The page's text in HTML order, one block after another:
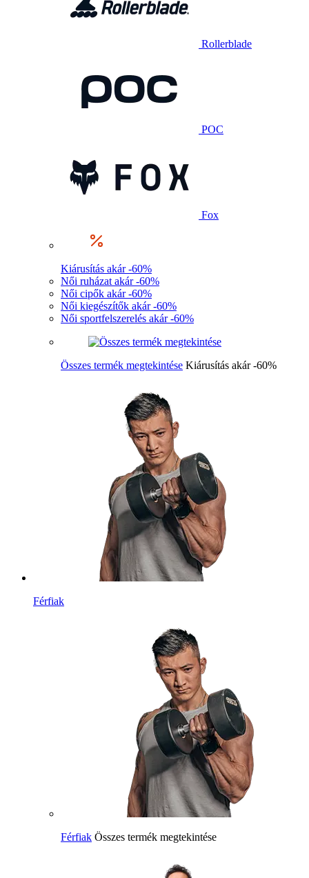
Rollerblade
POC
Fox
Kiárusítás akár -60%
Női ruházat akár -60%
Női cipők akár -60%
Női kiegészítők akár -60%
Női sportfelszerelés akár -60%
Összes termék megtekintése Kiárusítás akár -60%
Férfiak
Férfiak Összes termék megtekintése